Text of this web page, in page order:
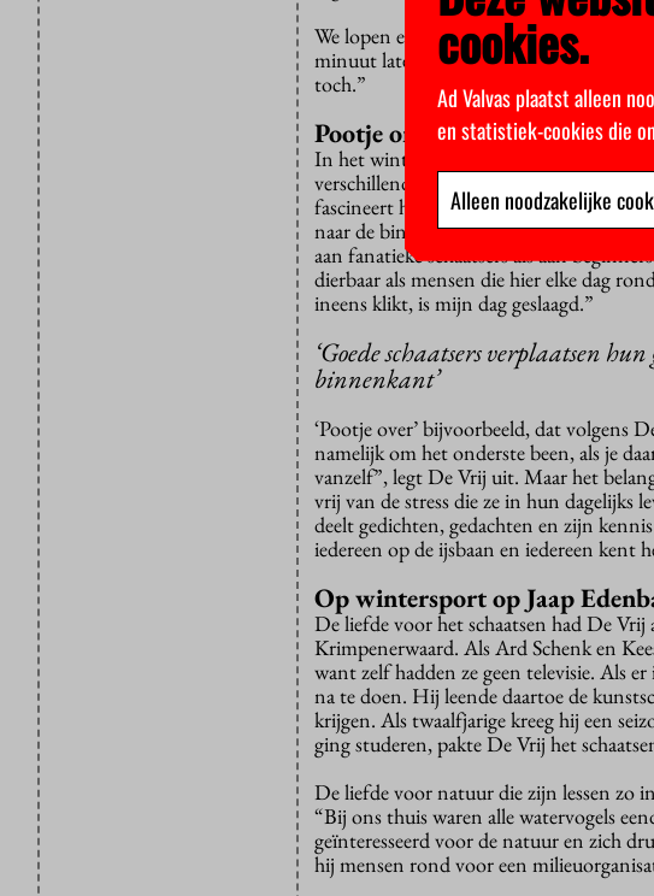
We lopen een houtpad op naast de
minuut later zien we inderdaad blauwe
toch.”
Pootje onder
In het winterseizoen is De Vrij zes
verschillende generaties Amsterdamse
fascineert hem nog altijd. “Goede
naar de binnenkant. Overkomen heet
aan fanatieke schaatsers als aan
dierbaar als mensen die hier elke dag
ineens klikt, is mijn dag geslaagd.”
‘Goede schaatsers verplaatsen
binnenkant’
‘Pootje over’ bijvoorbeeld, dat volgens
namelijk om het onderste been, als je
vanzelf”, legt De Vrij uit. Maar het
vrij van de stress die ze in hun dagelijks
deelt gedichten, gedachten en zijn
iedereen op de ijsbaan en iedereen kent
Op wintersport op Jaap
De liefde voor het schaatsen had De
Krimpenerwaard. Als Ard Schenk en
want zelf hadden ze geen televisie. Als
na te doen. Hij leende daartoe de
krijgen. Als twaalfjarige kreeg hij een
ging studeren, pakte De Vrij het
De liefde voor natuur die zijn lessen zo
“Bij ons thuis waren alle watervogels
geïnteresseerd voor de natuur en zich
hij mensen rond voor een
cookies.
Ad Valvas plaatst alleen
en statistiek-cookies die
Alleen noodzakelijke